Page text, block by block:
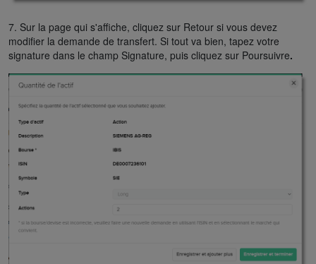
7. Sur la page qui s'affiche, cliquez sur Retour si vous devez
modifier la demande de transfert. Si tout va bien, tapez votre
signature dans le champ Signature, puis cliquez sur Poursuivre.